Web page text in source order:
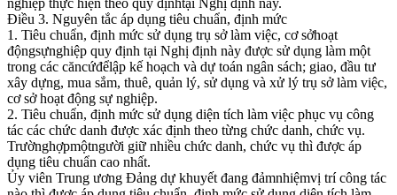
nghiệp thực hiện theo quy địnhtại Nghị định này.
Điều 3. Nguyên tắc áp dụng tiêu chuẩn, định mức
1. Tiêu chuẩn, định mức sử dụng trụ sở làm việc, cơ sởhoạt
độngsựnghiệp quy định tại Nghị định này được sử dụng làm một
trong các căncứđểlập kế hoạch và dự toán ngân sách; giao, đầu tư
xây dựng, mua sắm, thuê, quản lý, sử dụng và xử lý trụ sở làm việc,
cơ sở hoạt động sự nghiệp.
2. Tiêu chuẩn, định mức sử dụng diện tích làm việc phục vụ công
tác các chức danh được xác định theo từng chức danh, chức vụ.
Trườnghợpmộtngười giữ nhiều chức danh, chức vụ thì được áp
dụng tiêu chuẩn cao nhất.
Ủy viên Trung ương Đảng dự khuyết đang đảmnhiệmvị trí công tác